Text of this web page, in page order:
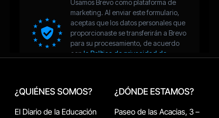
¿QUIÉNES SOMOS?
El Diario de la Educación
¿DÓNDE ESTAMOS?
Paseo de las Acacias, 3 –